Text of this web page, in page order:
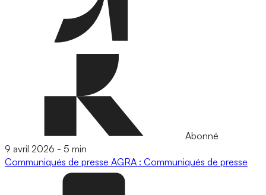
Abonné
9 avril 2026 - 5 min
Communiqués de presse AGRA : Communiqués de presse